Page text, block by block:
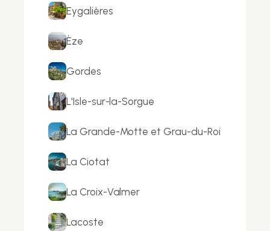
Eygalières
Èze
Gordes
L'Isle-sur-la-Sorgue
La Grande-Motte et Grau-du-Roi
La Ciotat
La Croix-Valmer
Lacoste